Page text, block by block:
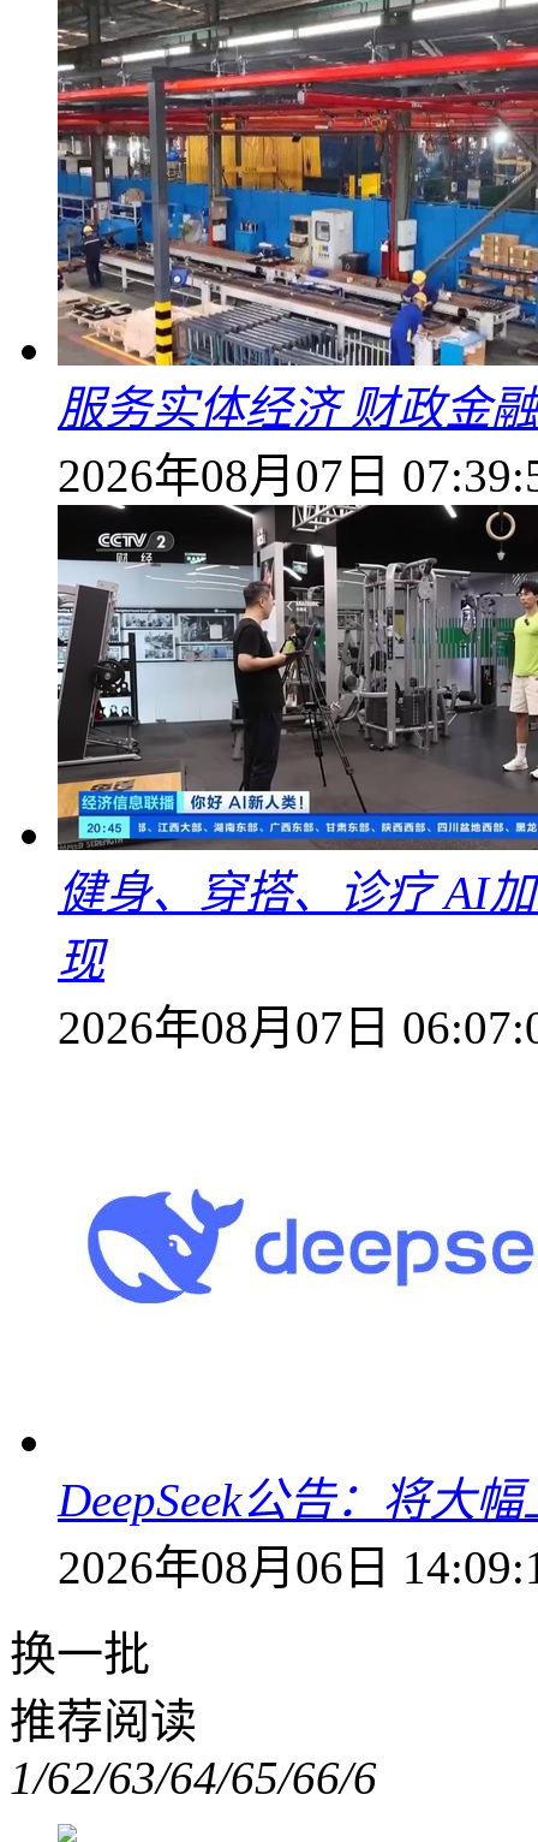
服务实体经济 财政金
2026年08月07日
健身、穿搭、诊疗 AI
现
2026年08月07日
DeepSeek公告：将大
2026年08月06日
换一批
推荐阅读
1/62/63/64/65/66/6